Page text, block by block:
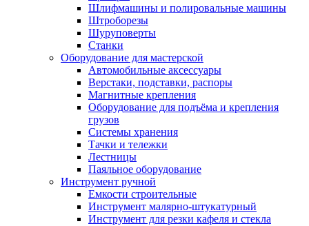
Шлифмашины и полировальные машины
Штроборезы
Шуруповерты
Станки
Оборудование для мастерской
Автомобильные аксессуары
Верстаки, подставки, распоры
Магнитные крепления
Оборудование для подъёма и крепления
грузов
Системы хранения
Тачки и тележки
Лестницы
Паяльное оборудование
Инструмент ручной
Емкости строительные
Инструмент малярно-штукатурный
Инструмент для резки кафеля и стекла